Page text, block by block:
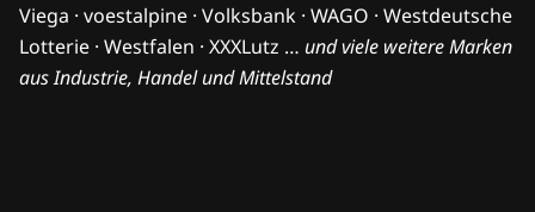
Viega · voestalpine · Volksbank · WAGO · Westdeutsche
Lotterie · Westfalen · XXXLutz … und viele weitere Marken
aus Industrie, Handel und Mittelstand